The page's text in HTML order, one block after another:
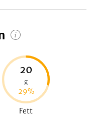
20
g
29%
Fett